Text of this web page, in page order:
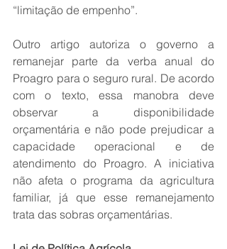
“limitação de empenho”.
Outro artigo autoriza o governo a
remanejar parte da verba anual do
Proagro para o seguro rural. De acordo
com o texto, essa manobra deve
observar a disponibilidade
orçamentária e não pode prejudicar a
capacidade operacional e de
atendimento do Proagro. A iniciativa
não afeta o programa da agricultura
familiar, já que esse remanejamento
trata das sobras orçamentárias.